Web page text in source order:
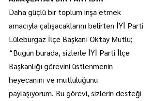
Daha güçlü bir toplum inşa etmek
amacıyla çalışacaklarını belirten İYİ Parti
Lüleburgaz İlçe Başkanı Oktay Mutlu;
“Bugün burada, sizlerle İYİ Parti İlçe
Başkanlığı görevini üstlenmenin
heyecanını ve mutluluğunu
paylaşıyorum. Bu görevi, sizlerin desteği